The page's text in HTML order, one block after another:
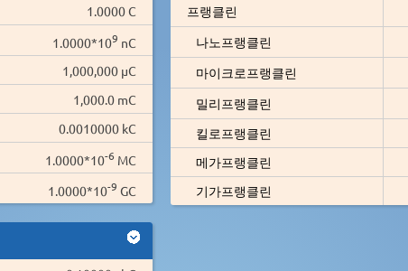
1.0000 C
1.0000*109 nC
1,000,000 µC
1,000.0 mC
0.0010000 kC
1.0000*10-6 MC
1.0000*10-9 GC
프랭클린
나노프랭클린
마이크로프랭클린
밀리프랭클린
킬로프랭클린
메가프랭클린
기가프랭클린